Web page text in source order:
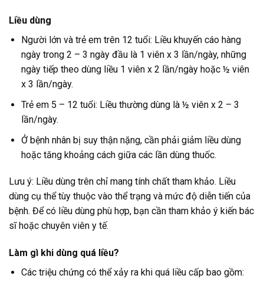
Liều dùng
Người lớn và trẻ em trên 12 tuổi: Liều khuyến cáo hàng
ngày trong 2 – 3 ngày đầu là 1 viên x 3 lần/ngày, những
ngày tiếp theo dùng liều 1 viên x 2 lần/ngày hoặc ½ viên
x 3 lần/ngày.
Trẻ em 5 – 12 tuổi: Liều thường dùng là ½ viên x 2 – 3
lần/ngày.
Ở bệnh nhân bị suy thận nặng, cần phải giảm liều dùng
hoặc tăng khoảng cách giữa các lần dùng thuốc.
Lưu ý: Liều dùng trên chỉ mang tính chất tham khảo. Liều
dùng cụ thể tùy thuộc vào thể trạng và mức độ diễn tiến của
bệnh. Để có liều dùng phù hợp, bạn cần tham khảo ý kiến bác
sĩ hoặc chuyên viên y tế.
Làm gì khi dùng quá liều?
Các triệu chứng có thể xảy ra khi quá liều cấp bao gồm: